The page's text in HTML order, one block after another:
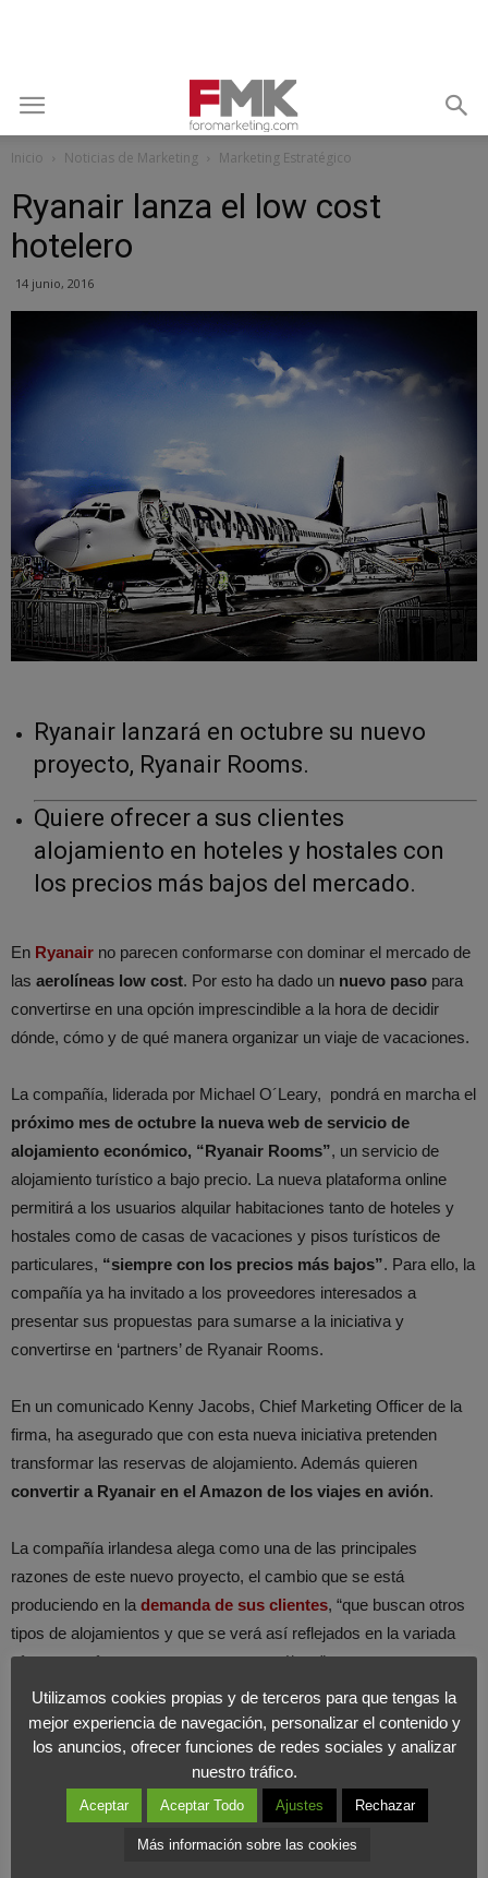
Inicio Noticias de Marketing Marketing Estratégico
Ryanair lanza el low cost
hotelero
14 junio, 2016
Ryanair lanzará en octubre su nuevo
proyecto, Ryanair Rooms.
Quiere ofrecer a sus clientes
alojamiento en hoteles y hostales con
los precios más bajos del mercado.
En Ryanair no parecen conformarse con dominar el mercado de
las aerolíneas low cost. Por esto ha dado un nuevo paso para
convertirse en una opción imprescindible a la hora de decidir
dónde, cómo y de qué manera organizar un viaje de vacaciones.
La compañía, liderada por Michael O´Leary, pondrá en marcha el
próximo mes de octubre la nueva web de servicio de
alojamiento económico, “Ryanair Rooms”, un servicio de
alojamiento turístico a bajo precio. La nueva plataforma online
permitirá a los usuarios alquilar habitaciones tanto de hoteles y
hostales como de casas de vacaciones y pisos turísticos de
particulares, “siempre con los precios más bajos”. Para ello, la
compañía ya ha invitado a los proveedores interesados a
presentar sus propuestas para sumarse a la iniciativa y
convertirse en ‘partners’ de Ryanair Rooms.
En un comunicado Kenny Jacobs, Chief Marketing Officer de la
firma, ha asegurado que con esta nueva iniciativa pretenden
transformar las reservas de alojamiento. Además quieren
convertir a Ryanair en el Amazon de los viajes en avión.
La compañía irlandesa alega como una de las principales
razones de este nuevo proyecto, el cambio que se está
produciendo en la demanda de sus clientes, “que buscan otros
tipos de alojamientos y que se verá así reflejados en la variada
oferta que ofreceremos en nuestro catálogo”.
Recientemente hablábamos de que el objetivo de la compañía
era incrementar su cuota de mercado y mantener sus beneficios.
Unos beneficios que han aumentado un
fiscal de 2015.
Utilizamos cookies propias y de terceros para que tengas la
mejor experiencia de navegación, personalizar el contenido y
los anuncios, ofrecer funciones de redes sociales y analizar
nuestro tráfico.
Aceptar Aceptar Todo Ajustes Rechazar
Más información sobre las cookies